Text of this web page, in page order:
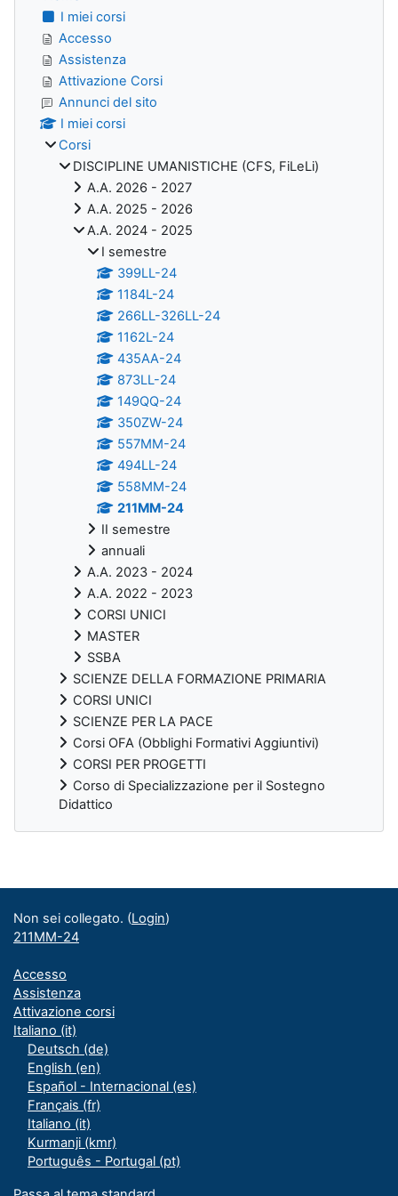
I miei corsi
Accesso
Assistenza
Attivazione Corsi
Annunci del sito
I miei corsi
Corsi
DISCIPLINE UMANISTICHE (CFS, FiLeLi)
A.A. 2026 - 2027
A.A. 2025 - 2026
A.A. 2024 - 2025
I semestre
399LL-24
1184L-24
266LL-326LL-24
1162L-24
435AA-24
873LL-24
149QQ-24
350ZW-24
557MM-24
494LL-24
558MM-24
211MM-24
II semestre
annuali
A.A. 2023 - 2024
A.A. 2022 - 2023
CORSI UNICI
MASTER
SSBA
SCIENZE DELLA FORMAZIONE PRIMARIA
CORSI UNICI
SCIENZE PER LA PACE
Corsi OFA (Obblighi Formativi Aggiuntivi)
CORSI PER PROGETTI
Corso di Specializzazione per il Sostegno
Didattico
Non sei collegato. (Login)
211MM-24
Accesso
Assistenza
Attivazione corsi
Italiano ‎(it)‎
Deutsch ‎(de)‎
English ‎(en)‎
Español - Internacional ‎(es)‎
Français ‎(fr)‎
Italiano ‎(it)‎
Kurmanji ‎(kmr)‎
Português - Portugal ‎(pt)‎